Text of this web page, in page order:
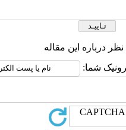
درباره این مقاله
شما: